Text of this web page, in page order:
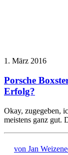
1. März 2016
Porsche
Erfolg?
Okay, zugegeben,
meistens ganz gut.
von Jan